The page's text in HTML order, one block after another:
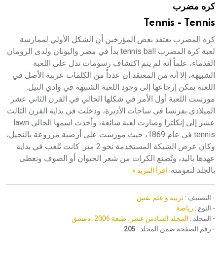
هيئة الموسوعة العربية تطلق موسوعات جديدة في عام 2026كره مضرب
Tennis - Tennis
كرة المضرب يعتقد بعض المؤرخين أن الشكل الأولي لممارسة
لعبة كرة المضرب tennis ball بدأ في مصر واليونان ولدى الرومان
القدماء، علماً أنه لم يتم اكتشاف رسومات تدل على اللعبة
الشبيهة، إلا أنه من المعتقد أن عدداً من الكلمات عربية الأصل في
اللعبة يمكن إرجاعها إلى وجود اللعبة الشبيهة في وادي النيل.
مورست اللعبة أول الأمر في شكلها الحالي في القرن الثاني عشر
الميلادي بفرنسا في ساحات الأديرة، ودخلت في بداية القرن الثالث
عشر إلى إنكلترا وصارت لعبة شائعة، وأخذت اسمها الحالي lawn
tennis في عام 1869، حيث مورست على أرضية مزروعة بالنجيل،
وكان عرض الشبكة المستخدمة نحو 2 متر. كانت تُلعب في بداية
عهدها باليد، وتُصنع الكرات من شعر الحيوان أو الصوف وتغطى
بالجلد لنعومته. اقرأ المزيد »
- التصنيف : تربية و علم نفس
- النوع : رياضة
- المجلد : المجلد السادس عشر، طبعة 2006، دمشق
- رقم الصفحة ضمن المجلد : 205